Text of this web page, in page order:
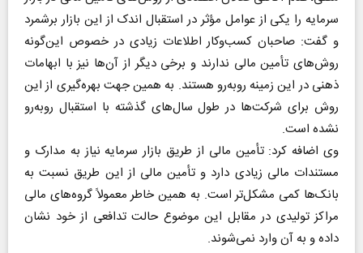
سرمایه را یکی از عوامل مؤثر در استقبال اندک از این بازار برشمرد
و گفت: صاحبان کسب‌وکار اطلاعات زیادی در خصوص این‌گونه
روش‌های تأمین مالی ندارند و برخی دیگر از آن‌ها نیز با ابهامات
ذهنی در این زمینه روبه‌رو هستند. به همین جهت بهره‌گیری از این
روش برای شرکت‌ها در طول سال‌های گذشته با استقبال روبه‌رو
نشده است.
وی اضافه کرد: تأمین مالی از طریق بازار سرمایه نیاز به مدارک و
مستندات مالی زیادی دارد و تأمین مالی از این طریق نسبت به
بانک‌ها کمی مشکل‌تر است. به همین خاطر معمولاً گروه‌های مالی
مراکز تولیدی در مقابل این موضوع حالت تدافعی از خود نشان
داده و به آن وارد نمی‌شوند.